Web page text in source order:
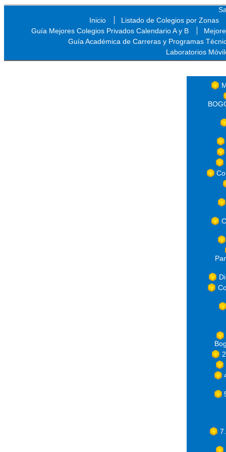
Inicio
Listado de Colegios por Zonas
Guía Mejores Colegios Privados Calendario A y B
Guía Académica de Carreras y Programas
Laboratorios